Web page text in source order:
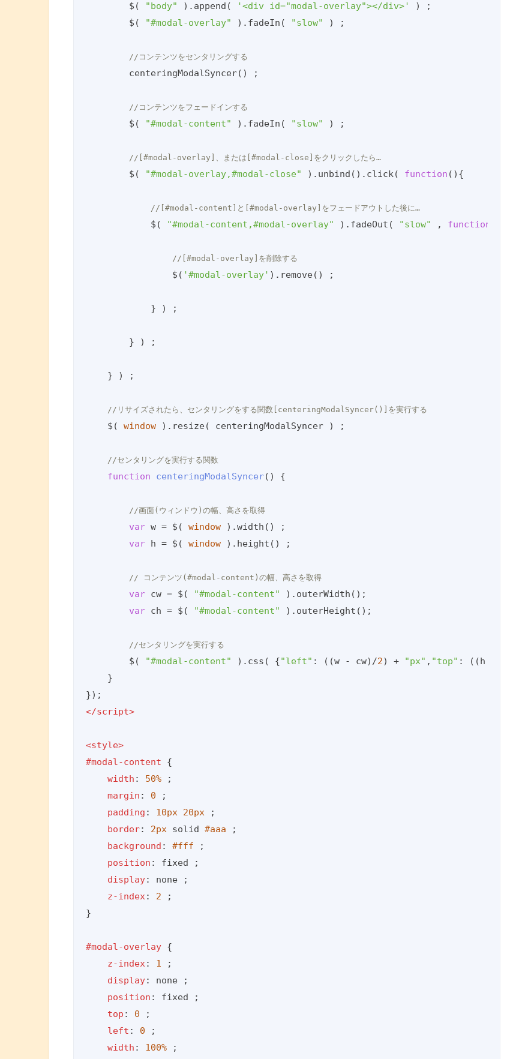
        $(
"body" ).append( '<div id="modal-overlay"></div>'
) ;
        $(
"#modal-overlay" ).fadeIn( "slow" ) ;
//コンテンツをセンタリングする
        centeringModalSyncer() ;
//コンテンツをフェードインする
        $(
"#modal-content" ).fadeIn( "slow" ) ;
//[#modal-overlay]、または[#modal-close]をクリックしたら…
        $(
"#modal-overlay,#modal-close" ).unbind().click( function ( ) {
//[#modal-content]と[#modal-overlay]をフェードアウトした後に…
            $(
"#modal-content,#modal-overlay" ).fadeOut( "slow" , function
//[#modal-overlay]を削除する
                $(
'#modal-overlay' ).remove() ;
            } ) ;
        } ) ;
    } ) ;
//リサイズされたら、センタリングをする関数[centeringModalSyncer()]を実行する
    $(
window ).resize( centeringModalSyncer ) ;
//センタリングを実行する関数
function centeringModalSyncer( ) {
//画面(ウィンドウ)の幅、高さを取得
var w = $( window ).width() ;
var h = $( window ).height() ;
// コンテンツ(#modal-content)の幅、高さを取得
var cw = $( "#modal-content"
).outerWidth();
var ch = $( "#modal-content" ).outerHeight();
//センタリングを実行する
        $(
"#modal-content" ).css( {"left" : ((w - cw)/2) + "px" , "top" : ((h - ch)/
    }
</script>
<style>
#modal-content {
width : 50% ;
margin : 0 ;
padding : 10px 20px ;
border: 2px solid #aaa ;
background : #fff ;
position : fixed ;
display: none ;
z-index: 2 ;
}
#modal-overlay {
z-index: 1 ;
display: none ;
position : fixed ;
top : 0 ;
left : 0 ;
width : 100% ;